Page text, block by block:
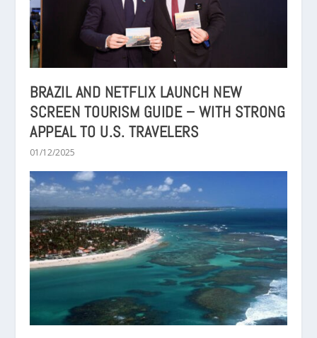
BRAZIL AND NETFLIX LAUNCH NEW
SCREEN TOURISM GUIDE – WITH STRONG
APPEAL TO U.S. TRAVELERS
01/12/2025